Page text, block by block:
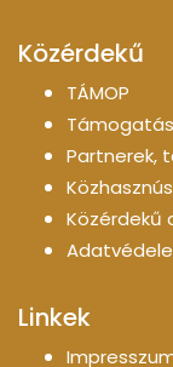
Közérdekű
TÁMOP
Támogatás
Partnerek,
Közérdekű
Linkek